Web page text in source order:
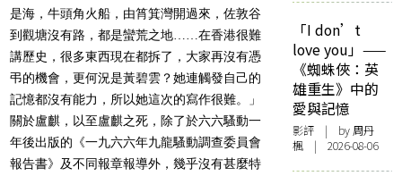
是海，牛頭角火船，由筲箕灣開過來，佐敦谷
到觀塘沒有路，都是蠻荒之地……在香港很難
講歷史，很多東西現在都拆了，大家再沒有憑
弔的機會，更何況是黃碧雲？她連觸發自己的
記憶都沒有能力，所以她這次的寫作很難。」
關於盧麒，以至盧麒之死，除了於六六騷動一
年後出版的《一九六六年九龍騷動調查委員會
報告書》及不同報章報導外，幾乎沒有甚麼特
「I don’t
love you」——
《蜘蛛俠：英
雄重生》中的
愛與記憶
影評 | by周丹
楓 | 2026-08-06